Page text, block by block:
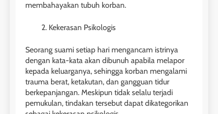
membahayakan tubuh korban.
Kekerasan Psikologis
Seorang suami setiap hari mengancam istrinya
dengan kata-kata akan dibunuh apabila melapor
kepada keluarganya, sehingga korban mengalami
trauma berat, ketakutan, dan gangguan tidur
berkepanjangan. Meskipun tidak selalu terjadi
pemukulan, tindakan tersebut dapat dikategorikan